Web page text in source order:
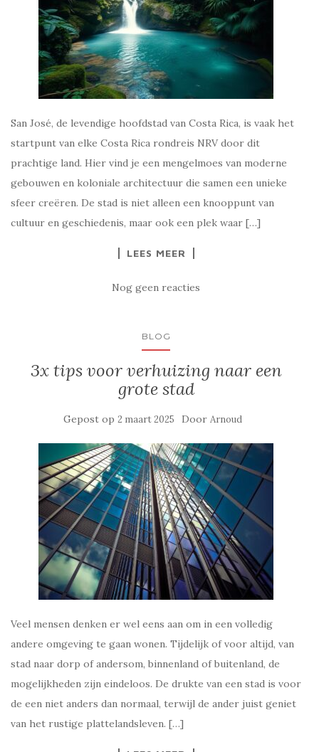
San José, de levendige hoofdstad van Costa Rica, is vaak het
startpunt van elke Costa Rica rondreis NRV door dit
prachtige land. Hier vind je een mengelmoes van moderne
gebouwen en koloniale architectuur die samen een unieke
sfeer creëren. De stad is niet alleen een knooppunt van
cultuur en geschiedenis, maar ook een plek waar […]
LEES MEER
Nog geen reacties
BLOG
3x tips voor verhuizing naar een
grote stad
Gepost op 2 maart 2025 Door Arnoud
Veel mensen denken er wel eens aan om in een volledig
andere omgeving te gaan wonen. Tijdelijk of voor altijd, van
stad naar dorp of andersom, binnenland of buitenland, de
mogelijkheden zijn eindeloos. De drukte van een stad is voor
de een niet anders dan normaal, terwijl de ander juist geniet
van het rustige plattelandsleven. […]